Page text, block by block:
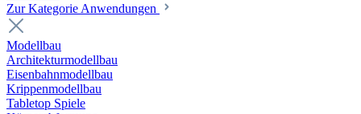
Zur Kategorie Anwendungen
Modellbau
Architekturmodellbau
Eisenbahnmodellbau
Krippenmodellbau
Tabletop Spiele